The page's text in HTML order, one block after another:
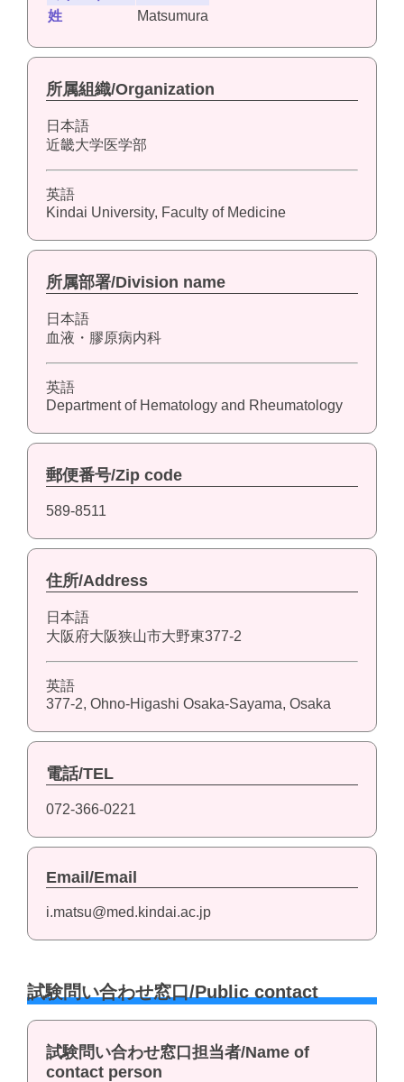
姓
Matsumura
所属組織/Organization
日本語
近畿大学医学部
英語
Kindai University, Faculty of Medicine
所属部署/Division name
日本語
血液・膠原病内科
英語
Department of Hematology and Rheumatology
郵便番号/Zip code
589-8511
住所/Address
日本語
大阪府大阪狭山市大野東377-2
英語
377-2, Ohno-Higashi Osaka-Sayama, Osaka
電話/TEL
072-366-0221
Email/Email
i.matsu@med.kindai.ac.jp
試験問い合わせ窓口/Public contact
試験問い合わせ窓口担当者/Name of
contact person